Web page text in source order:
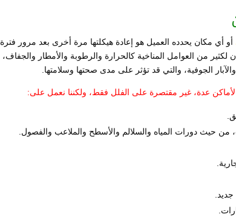
أو أي مكان يحدده العميل هو إعادة هيكلتها مرة أخرى بعد مرور
من العوامل المناخية كالحرارة والرطوبة والأمطار والجفاف،
الجوفية، والتي قد تؤثر على مدى صحتها وسلامتها.
لأماكن عدة، غير مقتصرة على الفلل فقط، ولكننا نعمل على:
من حيث دورات المياه والسلالم والأسطح والملاعب والفصول.